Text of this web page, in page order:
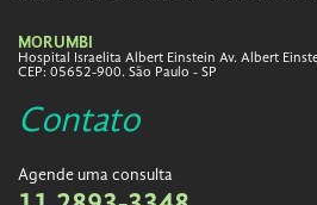
MORUMBI
Hospital Israelita Albert Einstein Av. Albert
CEP: 05652-900. São Paulo - SP
Contato
Agende uma consulta